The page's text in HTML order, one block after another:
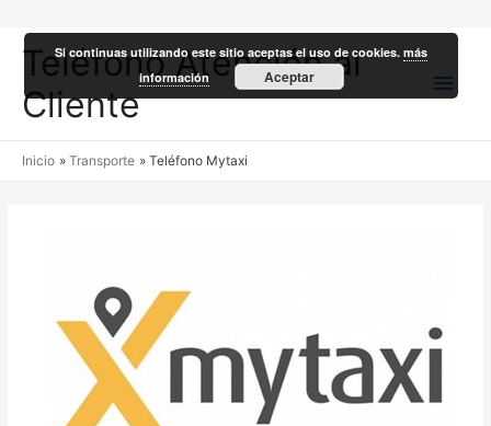
Teléfono Atención al
Cliente
Inicio Transporte Teléfono Mytaxi
Si continuas utilizando este sitio aceptas el uso de cookies.más
información
Aceptar